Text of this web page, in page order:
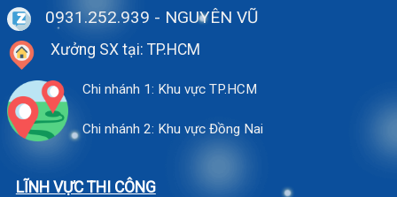
0931.252.939 - NGUYÊN VŨ
Xưởng SX tại: TP.HCM
Chi nhánh 1: Khu vực TP.HCM
Chi nhánh 2: Khu vực Đồng Nai
LĨNH VỰC THI CÔNG